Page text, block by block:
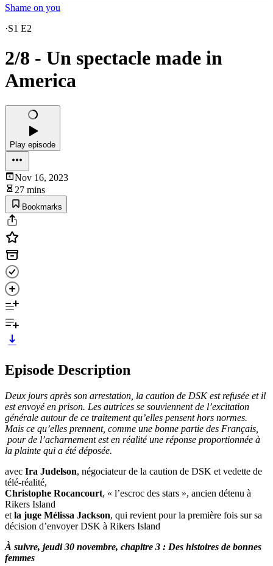
Shame on you
·S1 E2
2/8 - Un spectacle made in
America
Play episode
Nov 16, 2023
27 mins
Bookmarks
Episode Description
Deux jours après son arrestation, la caution de DSK est refusée et il
est envoyé en prison. Les autrices se souviennent de l’excitation
générale autour de ce traitement qu’elles pensent hors normes.
Mais ce qu’elles prennent, comme une bonne partie des Français,
pour de l’acharnement est en réalité une réponse proportionnée à
la plainte qui a été déposée.
avec Ira Judelson, négociateur de la caution de DSK et vedette de
télé-réalité,
Christophe Rocancourt, « l’escroc des stars », ancien détenu à
Rikers Island
et la juge Mélissa Jackson, qui revient pour la première fois sur sa
décision d’envoyer DSK à Rikers Island
À suivre, jeudi 30 novembre, chapitre 3 : Des histoires de bonnes
femmes